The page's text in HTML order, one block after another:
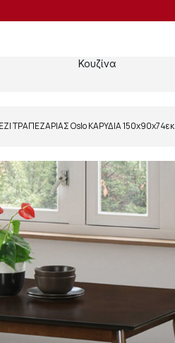
Κουζίνα
ΤΡΑΠΕΖΑΡΙΑΣ Oslo ΚΑΡΥΔΙΑ 150x90x74εκ